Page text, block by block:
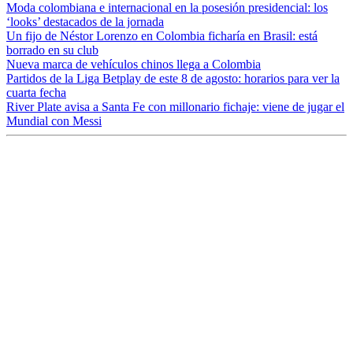
Moda colombiana e internacional en la posesión presidencial: los
‘looks’ destacados de la jornada
Un fijo de Néstor Lorenzo en Colombia ficharía en Brasil: está
borrado en su club
Nueva marca de vehículos chinos llega a Colombia
Partidos de la Liga Betplay de este 8 de agosto: horarios para ver la
cuarta fecha
River Plate avisa a Santa Fe con millonario fichaje: viene de jugar el
Mundial con Messi